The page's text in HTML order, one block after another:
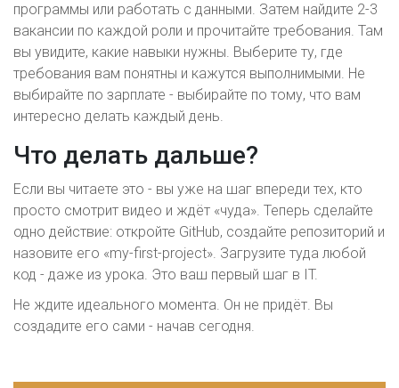
программы или работать с данными. Затем найдите 2-3
вакансии по каждой роли и прочитайте требования. Там
вы увидите, какие навыки нужны. Выберите ту, где
требования вам понятны и кажутся выполнимыми. Не
выбирайте по зарплате - выбирайте по тому, что вам
интересно делать каждый день.
Что делать дальше?
Если вы читаете это - вы уже на шаг впереди тех, кто
просто смотрит видео и ждёт «чуда». Теперь сделайте
одно действие: откройте GitHub, создайте репозиторий и
назовите его «my-first-project». Загрузите туда любой
код - даже из урока. Это ваш первый шаг в IT.
Не ждите идеального момента. Он не придёт. Вы
создадите его сами - начав сегодня.